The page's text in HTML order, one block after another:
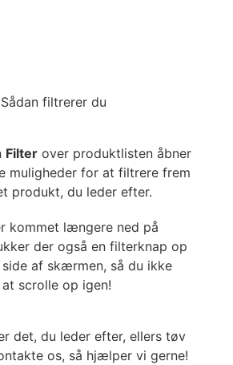
Sådan filtrerer du
Filterover produktlisten åbner
muligheder for at filtrere frem
produkt, du leder efter.
kommet længere ned på
der også en filterknap op
af skærmen, så du ikke
scrolle op igen!
det, du leder efter, ellers tøv
os, så hjælper vi gerne!